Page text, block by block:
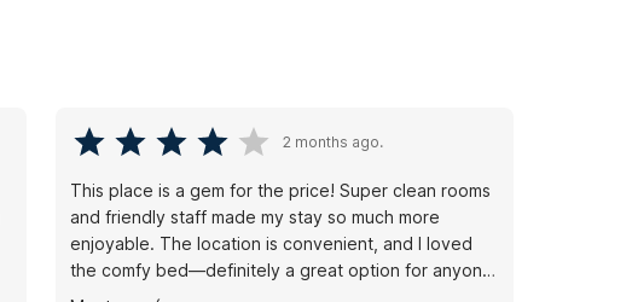
2 months ago.
This place is a gem for the price! Super clean rooms
and friendly staff made my stay so much more
enjoyable. The location is convenient, and I loved
the comfy bed—definitely a great option for anyone
traveling on a budget!